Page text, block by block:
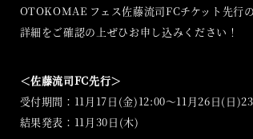
OTOKOMAE フェス佐藤流司FCチケット先行の
詳細をご確認の上ぜひお申し込みください！
＜佐藤流司FC先行＞
受付期間：11月17日(金)12:00〜11月26日(日
結果発表：11月30日(木)